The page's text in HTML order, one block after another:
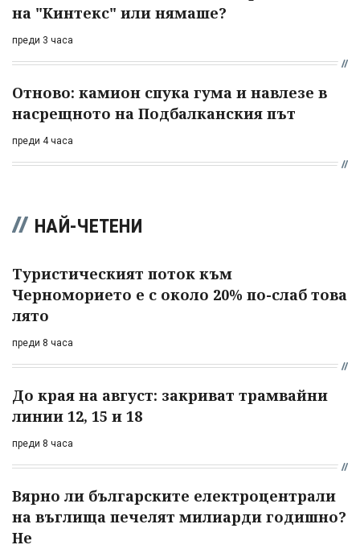
на "Кинтекс" или нямаше?
преди 3 часа
Отново: камион спука гума и навлезе в
насрещното на Подбалканския път
преди 4 часа
НАЙ-ЧЕТЕНИ
Туристическият поток към
Черноморието е с около 20% по-слаб това
лято
преди 8 часа
До края на август: закриват трамвайни
линии 12, 15 и 18
преди 8 часа
Вярно ли българските електроцентрали
на въглища печелят милиарди годишно?
Не